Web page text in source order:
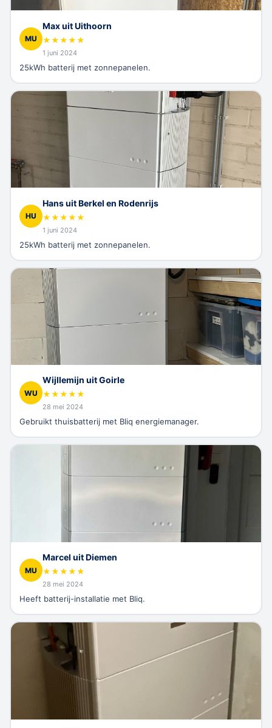
MU
Max uit Uithoorn
★★★★★
1 juni 2024
25kWh batterij met zonnepanelen.
HU
Hans uit Berkel en Rodenrijs
★★★★★
1 juni 2024
25kWh batterij met zonnepanelen.
WU
Wijllemijn uit Goirle
★★★★★
28 mei 2024
Gebruikt thuisbatterij met Bliq energiemanager.
MU
Marcel uit Diemen
★★★★★
28 mei 2024
Heeft batterij-installatie met Bliq.